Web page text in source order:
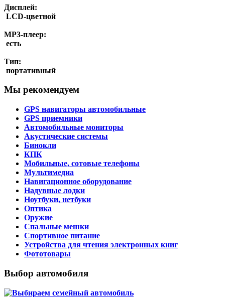
Дисплей:
LCD-цветной
MP3-плеер:
есть
Тип:
портативный
Мы рекомендуем
GPS навигаторы автомобильные
GPS приемники
Автомобильные мониторы
Акустические системы
Бинокли
КПК
Мобильные, сотовые телефоны
Мультимедиа
Навигационное оборудование
Надувные лодки
Ноутбуки, нетбуки
Оптика
Оружие
Спальные мешки
Спортивное питание
Устройства для чтения электронных книг
Фототовары
Выбор автомобиля